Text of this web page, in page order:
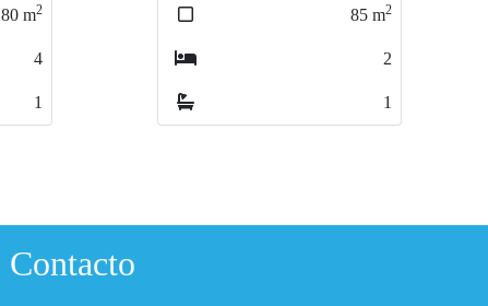
85 m2
2
1
Contacto